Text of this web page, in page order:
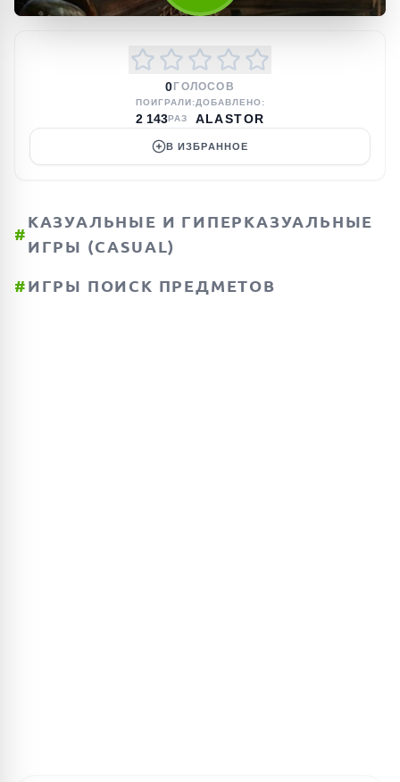
0 ГОЛОСОВ
ПОИГРАЛИ:
2 143РАЗ
ДОБАВЛЕНО:
ALASTOR
В ИЗБРАННОЕ
#
КАЗУАЛЬНЫЕ И ГИПЕРКАЗУАЛЬНЫЕ
ИГРЫ (CASUAL)
#ИГРЫ ПОИСК ПРЕДМЕТОВ